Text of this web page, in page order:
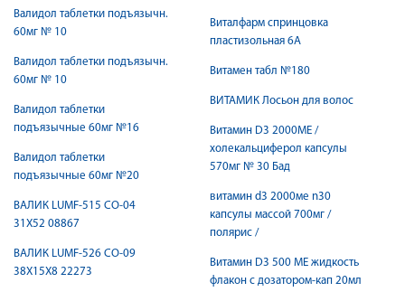
Валидол таблетки подъязычн.
60мг № 10
Валидол таблетки подъязычн.
60мг № 10
Валидол таблетки
подъязычные 60мг №16
Валидол таблетки
подъязычные 60мг №20
ВАЛИК LUMF-515 CO-04
31Х52 08867
ВАЛИК LUMF-526 CO-09
38Х15Х8 22273
Виталфарм спринцовка
пластизольная 6А
Витамен табл №180
ВИТАМИК Лосьон для волос
Витамин D3 2000МЕ /
холекальциферол капсулы
570мг № 30 Бад
витамин d3 2000ме n30
капсулы массой 700мг /
полярис /
Витамин D3 500 МЕ жидкость
флакон с дозатором-кап 20мл